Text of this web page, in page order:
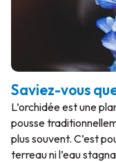
Saviez-vous
L’orchidée est une
pousse
plus souvent. C’est
terreau ni l’eau